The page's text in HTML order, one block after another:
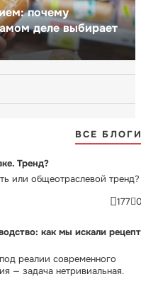
почему
деле выбирает
ВСЕ
Тренд?
или общеотраслевой тренд?
177
как мы искали рецепт
реалии современного
— задача нетривиальная.